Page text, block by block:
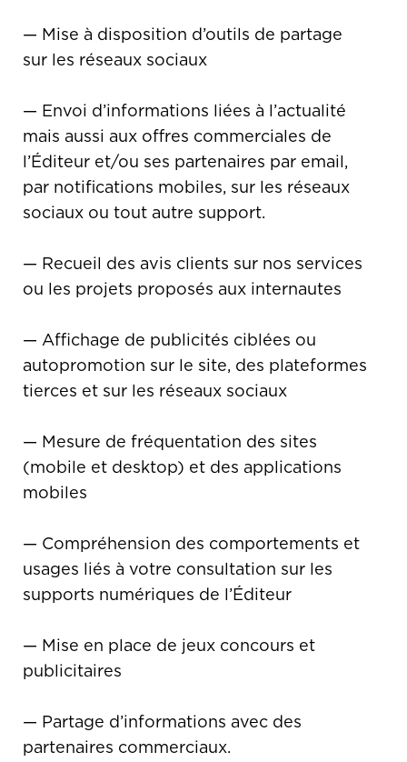
— Mise à disposition d’outils de partage
sur les réseaux sociaux
— Envoi d’informations liées à l’actualité
mais aussi aux offres commerciales de
l’Éditeur et/ou ses partenaires par email,
par notifications mobiles, sur les réseaux
sociaux ou tout autre support.
— Recueil des avis clients sur nos services
ou les projets proposés aux internautes
— Affichage de publicités ciblées ou
autopromotion sur le site, des plateformes
tierces et sur les réseaux sociaux
— Mesure de fréquentation des sites
(mobile et desktop) et des applications
mobiles
— Compréhension des comportements et
usages liés à votre consultation sur les
supports numériques de l’Éditeur
— Mise en place de jeux concours et
publicitaires
— Partage d’informations avec des
partenaires commerciaux.